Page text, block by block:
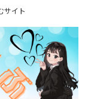
サイト